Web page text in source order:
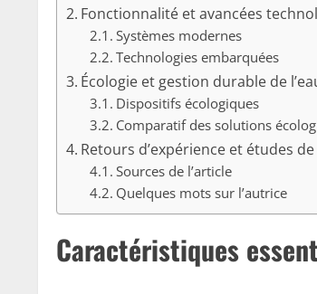
Fonctionnalité et avancées
Systèmes modernes
Technologies embarquées
Écologie et gestion durable de
Dispositifs écologiques
Comparatif des solutions
Retours d’expérience et études de
Sources de l’article
Quelques mots sur l’autrice
Caractéristiques